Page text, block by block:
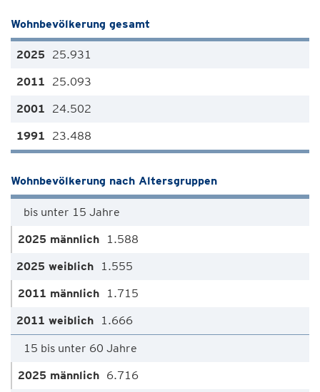
Wohnbevölkerung gesamt
25.931
25.093
24.502
23.488
Wohnbevölkerung nach Altersgruppen
bis unter 15 Jahre
1.588
1.555
1.715
1.666
15 bis unter 60 Jahre
6.716